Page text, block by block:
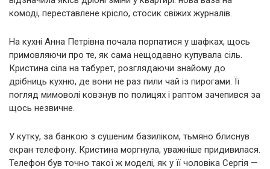
комоді, переставлене крісло, стосик свіжих журналів.
На кухні Анна Петрівна почала порпатися у шафках, щось
примовляючи про те, як сама нещодавно купувала сіль.
Кристина сіла на табурет, розглядаючи знайому до
дрібниць кухню, де вони не раз пили чай із пирогами. Її
погляд мимоволі ковзнув по полицях і раптом зачепився за
щось незвичне.
У кутку, за банкою з сушеним базиліком, тьмяно блиснув
екран телефону. Кристина моргнула, уважніше придивилася.
Телефон був точно такої ж моделі, як у її чоловіка Сергія —